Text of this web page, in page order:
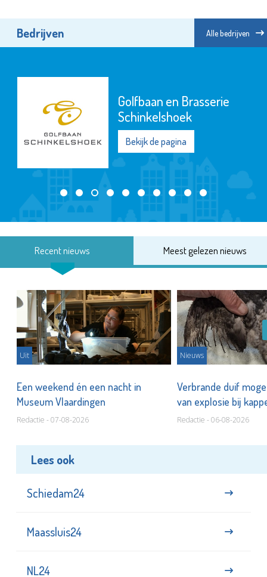
Bedrijven Alle bedrijven
Golfbaan en Brasserie
Schinkelshoek
Bekijk de pagina
Recent nieuws Meest gelezen nieuws
Uit
Een weekend én een nacht in
Museum Vlaardingen
Redactie - 07-08-2026
Nieuws
Verbrande duif
van explosie bij
Redactie - 06-08-2026
Lees ook
Schiedam24
Maassluis24
NL24